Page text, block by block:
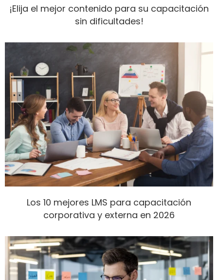
¡Elija el mejor contenido para su capacitación
sin dificultades!
Los 10 mejores LMS para capacitación
corporativa y externa en 2026